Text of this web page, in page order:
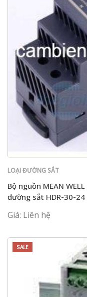
LOẠI ĐƯỜNG SẮT
Bộ nguồn MEAN
đường sắt HDR-30-
Giá: Liên hệ
SALE